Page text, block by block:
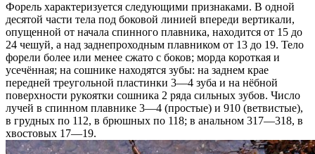
Форель характеризуется следующими признаками. В одной
десятой части тела под боковой линией впереди вертикали,
опущенной от начала спинного плавника, находится от 15 до
24 чешуй, а над заднепроходным плавником от 13 до 19. Тело
форели более или менее сжато с боков; морда короткая и
усечённая; на сошнике находятся зубы: на заднем крае
передней треугольной пластинки 3—4 зуба и на нёбной
поверхности рукоятки сошника 2 ряда сильных зубов. Число
лучей в спинном плавнике 3—4 (простые) и 910 (ветвистые),
в грудных по 112, в брюшных по 118; в анальном 317—318, в
хвостовых 17—19.